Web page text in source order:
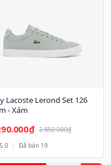
Lacoste Lerond Set 126
- Xám
2.850.000₫
5.0 | Đã bán 19